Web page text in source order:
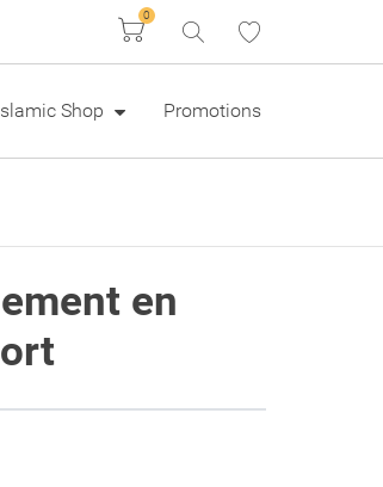
Panier
0
Shop Promotions
en